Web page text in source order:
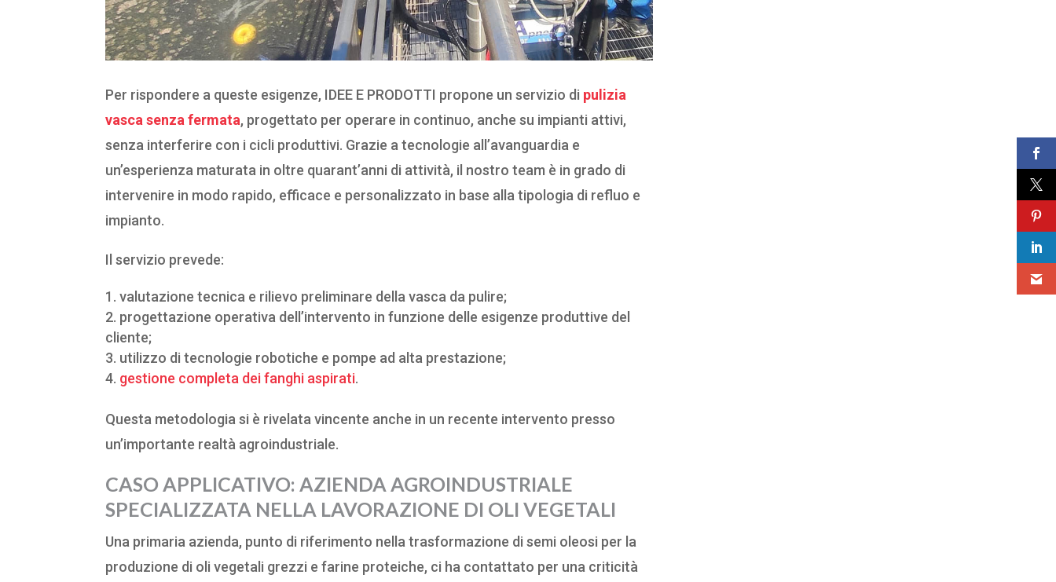
Per rispondere a queste esigenze, IDEE E PRODOTTI propone un servizio di pulizia
vasca senza fermata, progettato per operare in continuo, anche su impianti attivi,
senza interferire con i cicli produttivi. Grazie a tecnologie all’avanguardia e
un’esperienza maturata in oltre quarant’anni di attività, il nostro team è in grado di
intervenire in modo rapido, efficace e personalizzato in base alla tipologia di refluo e
impianto.
Il servizio prevede:
valutazione tecnica e rilievo preliminare della vasca da pulire;
progettazione operativa dell’intervento in funzione delle esigenze produttive del
cliente;
utilizzo di tecnologie robotiche e pompe ad alta prestazione;
gestione completa dei fanghi aspirati.
Questa metodologia si è rivelata vincente anche in un recente intervento presso
un’importante realtà agroindustriale.
CASO APPLICATIVO: AZIENDA AGROINDUSTRIALE
SPECIALIZZATA NELLA LAVORAZIONE DI OLI VEGETALI
Una primaria azienda, punto di riferimento nella trasformazione di semi oleosi per la
produzione di oli vegetali grezzi e farine proteiche, ci ha contattato per una criticità